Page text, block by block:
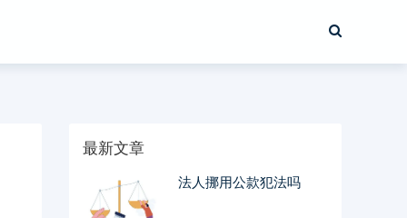
最新文章
法人挪用公款犯法吗